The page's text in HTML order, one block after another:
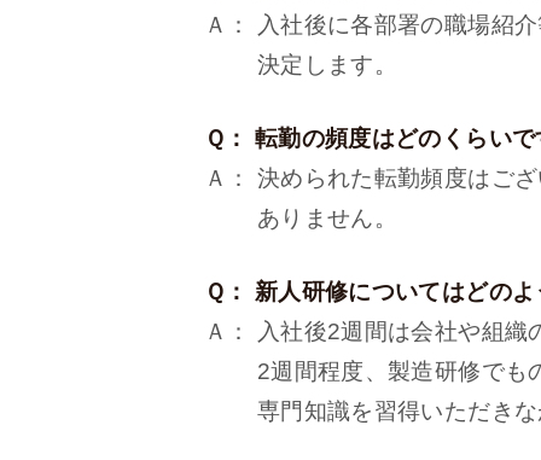
Ａ： 入社後に各部署の職場紹介
決定します。
Ｑ： 転勤の頻度はどのくらいで
Ａ： 決められた転勤頻度はござ
ありません。
Ｑ： 新人研修についてはどのよ
Ａ： 入社後2週間は会社や組織の
2週間程度、製造研修でものづ
専門知識を習得いただきなが